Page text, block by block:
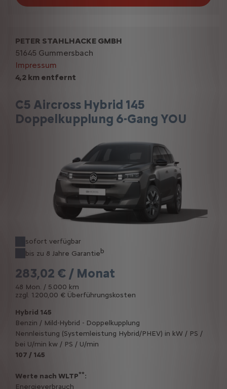
4,2 km entfernt
C5 Aircross Hybrid 145
Doppelkupplung 6-Gang YOU
sofort verfügbar
bis zu 8 Jahre Garantieb
283,02 € / Monat
48 Mon. / 5.000 km
zzgl. 1.200,00 € Überführungskosten
PETER STAHLHACKE GMBH
51645 Gummersbach
Impressum
Hybrid 145
Benzin / Mild-Hybrid - Doppelkupplung
Nennleistung (Systemleistung Hybrid/PHEV) in kW / PS /
bei U/min kw / PS / U/min
107 / 145
Werte nach WLTP**:
Energieverbrauch